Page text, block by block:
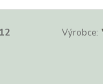
Výrobce: